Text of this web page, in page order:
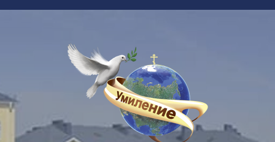
Перейти